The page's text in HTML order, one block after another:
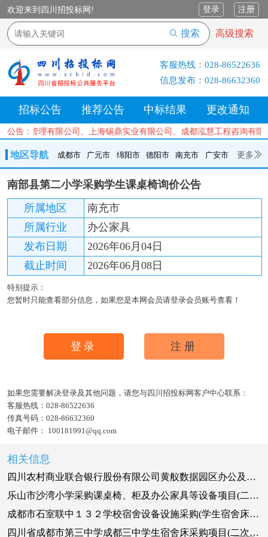
欢迎来到四川招投标网! 登录 注册
搜索 高级搜索
客服热线： 028-86522636
信息发布： 028-86632360
招标公告 推荐公告 中标结果 更改通知
公告：管理有限公司、上海锡鼎实业有限公司、成都泓慧工程咨
地区导航 成都市 广元市 绵阳市 德阳市 南充市 广安市 更多
成都市 广元市 绵阳市 德阳市 南充市 广安市
内江市
乐山市 自贡市 泸州市 宜宾市 攀枝花
巴中市
达州市
资阳市 眉山市 雅安市 阿坝州 甘孜州 凉山州
南部县第二小学采购学生课桌椅询价公告
所属地区
南充市
所属行业
办公家具
发布日期
2026年06月04日
截止时间
2026年06月08日
特别提示：
您暂时只能查看部分信息，如果您是本网会员请登录会员账号查看！
登录 注册
如果您需要解决登录及其他问题，请您与四川招投标网客户中心联系：
客服热线： 028-86522636
传真号码： 028-86632360
电子邮件： 100181991@qq.com
相关信息
四川农村商业联合银行股份有限公司黄舣数据园区办公及宿舍家具采购项目（入围供应商第二阶段采购）询价采购公告
乐山市沙湾小学采购课桌椅、柜及办公家具等设备项目(二次)竞争性谈判公告
成都市石室联中１３２学校宿舍设备设施采购(学生宿舍床采购)招标公告
四川省成都市第三中学成都三中学生宿舍床采购项目(二次)询价公告